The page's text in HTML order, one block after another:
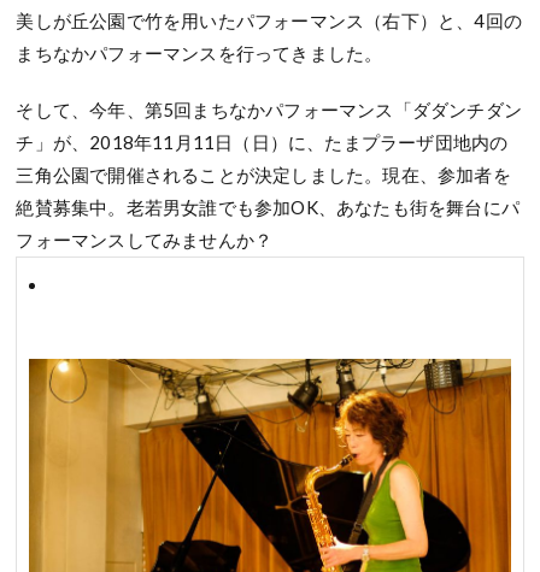
美しが丘公園で竹を用いたパフォーマンス（右下）と、4回の
まちなかパフォーマンスを行ってきました。
そして、今年、第5回まちなかパフォーマンス「ダダンチダン
チ」が、2018年11月11日（日）に、たまプラーザ団地内の
三角公園で開催されることが決定しました。現在、参加者を
絶賛募集中。老若男女誰でも参加OK、あなたも街を舞台にパ
フォーマンスしてみませんか？